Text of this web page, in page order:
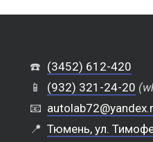
☎️ (3452) 612-420
📱
(932) 321-24-20
📧
📍 Тюмень, ул.